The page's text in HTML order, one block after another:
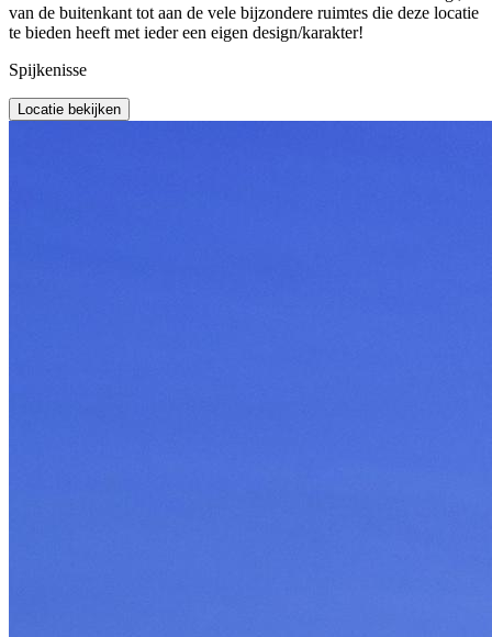
van de buitenkant tot aan de vele bijzondere ruimtes die deze locatie
te bieden heeft met ieder een eigen design/karakter!
Spijkenisse
Locatie bekijken